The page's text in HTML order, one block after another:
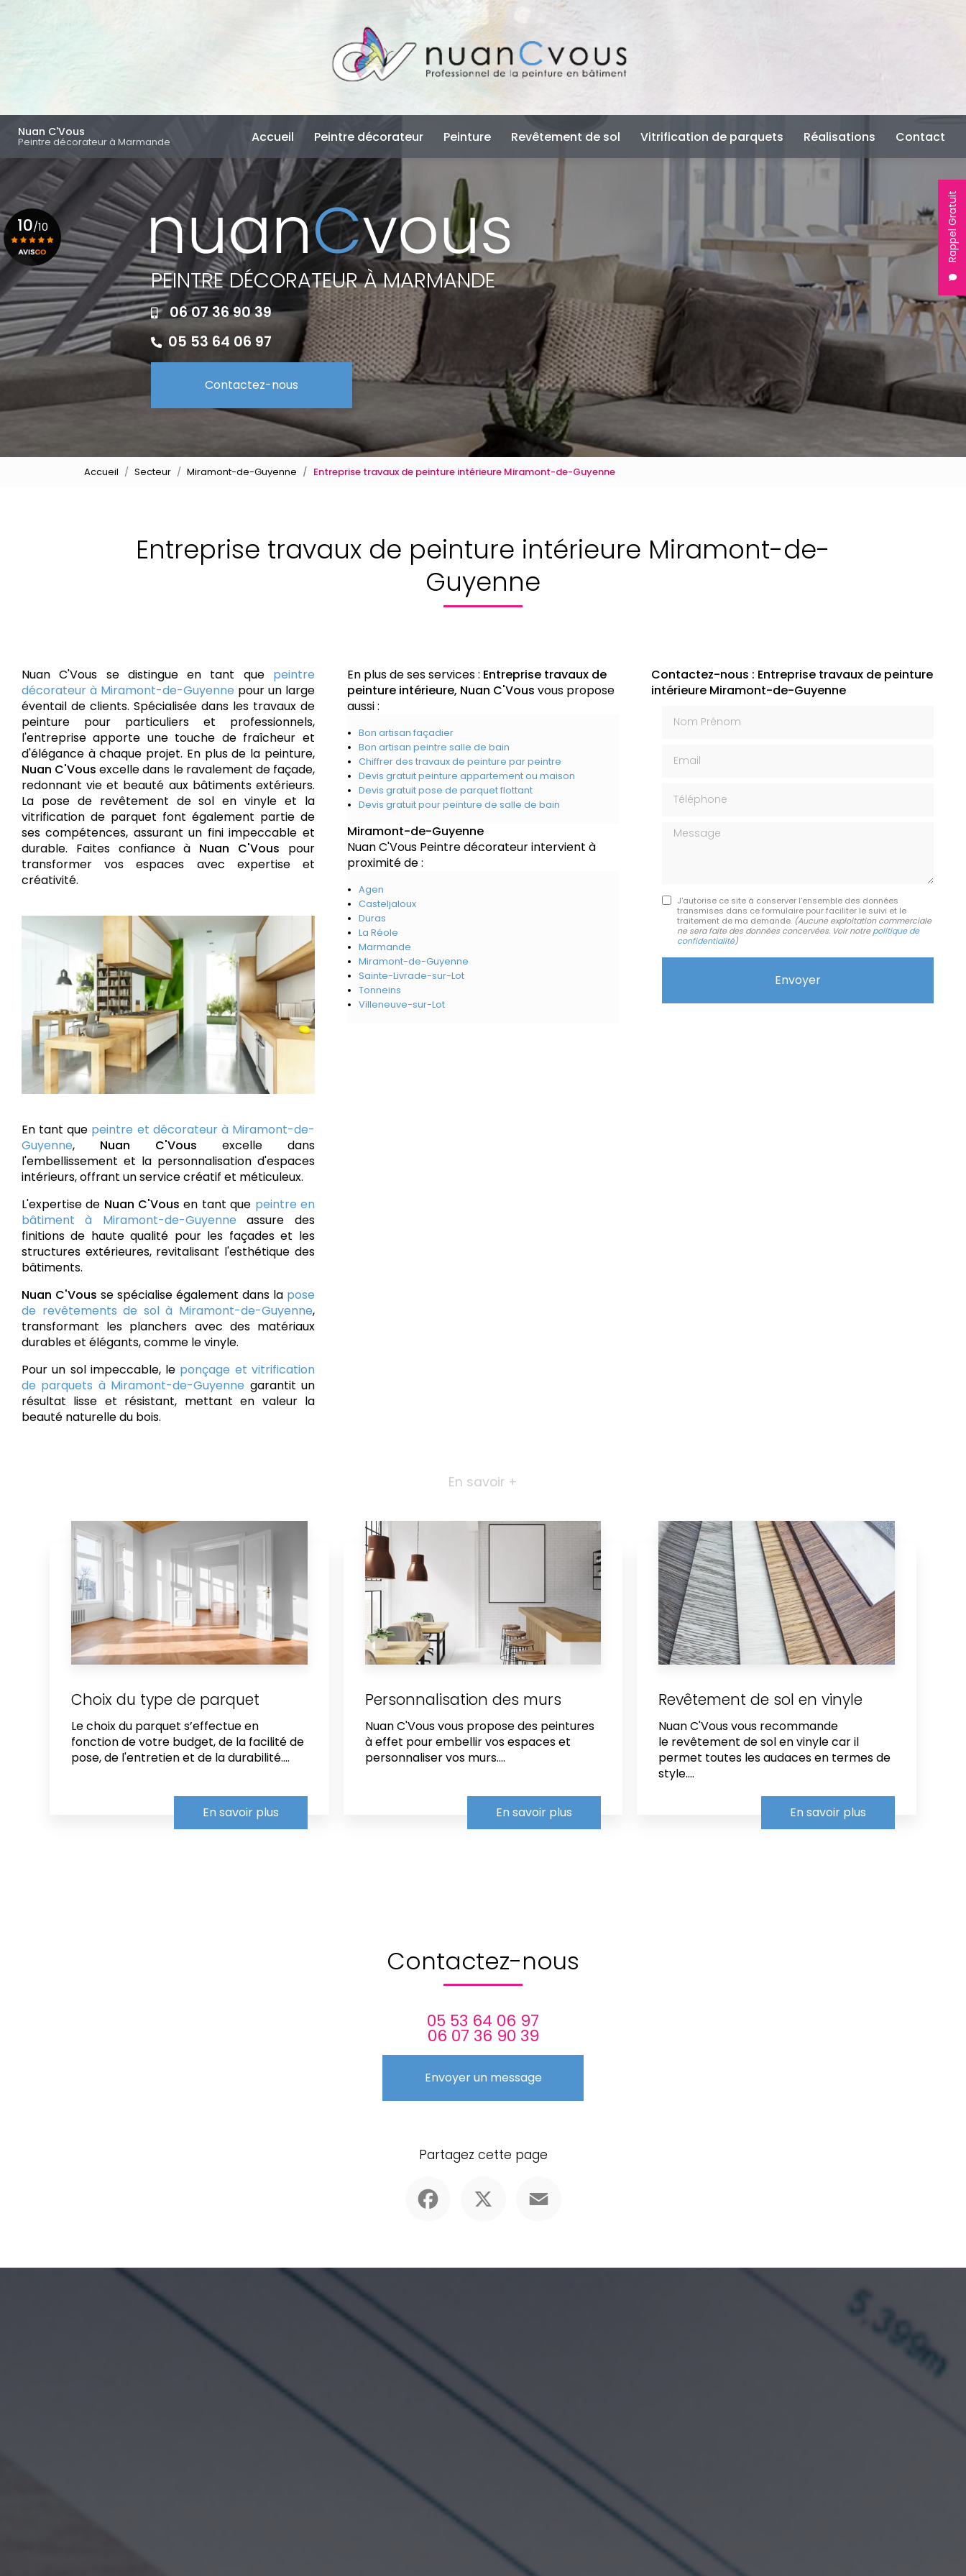
principal
Nuan C'Vous
Peintre décorateur à Marmande
Rappel Gratuit
Accueil
Peintre décorateur Peinture Revêtement de sol Vitrification de parquets Réalisations Contact
PEINTRE DÉCORATEUR À MARMANDE
06 07 36 90 39
05 53 64 06 97
Contactez-nous
10/10
Voir le certificat
Accueil Secteur Miramont-de-Guyenne Entreprise travaux de peinture intérieure Miramont-de-Guyenne
Entreprise travaux de peinture intérieure Miramont-de-
Guyenne
Nuan C'Vous se distingue en tant que peintre
décorateur à Miramont-de-Guyenne pour un large
éventail de clients. Spécialisée dans les travaux de
peinture pour particuliers et professionnels,
l'entreprise apporte une touche de fraîcheur et
d'élégance à chaque projet. En plus de la peinture,
Nuan C'Vous excelle dans le ravalement de façade,
redonnant vie et beauté aux bâtiments extérieurs.
La pose de revêtement de sol en vinyle et la
vitrification de parquet font également partie de
ses compétences, assurant un fini impeccable et
durable. Faites confiance à Nuan C'Vous pour
transformer vos espaces avec expertise et
créativité.
En tant que peintre et décorateur à Miramont-de-
Guyenne, Nuan C'Vous excelle dans
l'embellissement et la personnalisation d'espaces
intérieurs, offrant un service créatif et méticuleux.
L'expertise de Nuan C'Vous en tant que peintre en
bâtiment à Miramont-de-Guyenne assure des
finitions de haute qualité pour les façades et les
structures extérieures, revitalisant l'esthétique des
bâtiments.
Nuan C'Vous se spécialise également dans la pose
de revêtements de sol à Miramont-de-Guyenne,
transformant les planchers avec des matériaux
durables et élégants, comme le vinyle.
Pour un sol impeccable, le ponçage et vitrification
de parquets à Miramont-de-Guyenne garantit un
résultat lisse et résistant, mettant en valeur la
beauté naturelle du bois.
En plus de ses services : Entreprise travaux de
peinture intérieure, Nuan C'Vous vous propose
aussi :
Bon artisan façadier
Bon artisan peintre salle de bain
Chiffrer des travaux de peinture par peintre
Devis gratuit peinture appartement ou maison
Devis gratuit pose de parquet flottant
Devis gratuit pour peinture de salle de bain
Miramont-de-Guyenne
Nuan C'Vous Peintre décorateur intervient à
proximité de :
Agen
Casteljaloux
Duras
La Réole
Marmande
Miramont-de-Guyenne
Sainte-Livrade-sur-Lot
Tonneins
Villeneuve-sur-Lot
Contactez-nous : Entreprise travaux de peinture
intérieure Miramont-de-Guyenne
Message
J'autorise ce site à conserver l'ensemble des données
transmises dans ce formulaire pour faciliter le suivi et le
traitement de ma demande. (Aucune exploitation commerciale
ne sera faite des données concervées. Voir notrepolitique de
confidentialité)
En savoir +
Choix du type de parquet
Le choix du parquet s’effectue en
fonction de votre budget, de la facilité de
pose, de l'entretien et de la durabilité....
En savoir plus
Personnalisation des murs
Nuan C'Vous vous propose des peintures
à effet pour embellir vos espaces et
personnaliser vos murs....
En savoir plus
Revêtement de sol en vinyle
Nuan C'Vous vous recommande
le revêtement de sol en vinyle car il
permet toutes les audaces en termes de
style....
En savoir plus
Contactez-nous
05 53 64 06 97
06 07 36 90 39
Envoyer un message
Partagez cette page